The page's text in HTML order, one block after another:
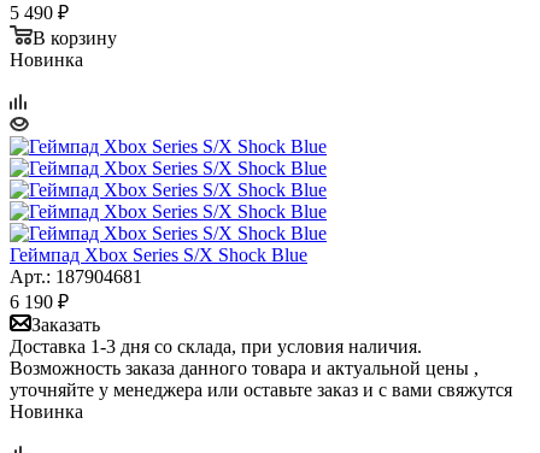
5 490 ₽
В корзину
Новинка
Геймпад Xbox Series S/X Shock Blue
Арт.: 187904681
6 190 ₽
Заказать
Доставка 1-3 дня со склада, при условия наличия.
Возможность заказа данного товара и актуальной цены ,
уточняйте у менеджера или оставьте заказ и с вами свяжутся
Новинка